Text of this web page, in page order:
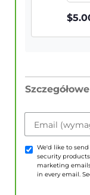
$
Email
We'd like to
security
marketing
in every email.